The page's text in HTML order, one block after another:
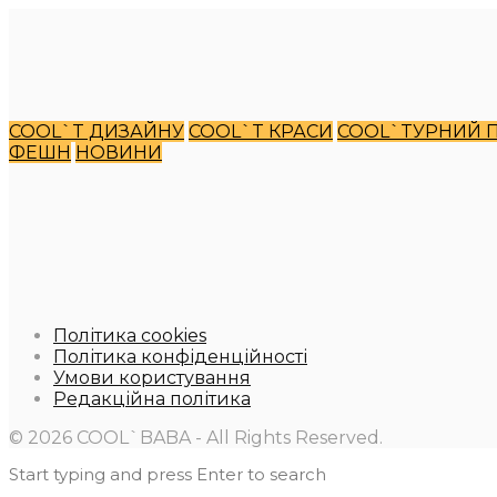
COOL`T ДИЗАЙНУ COOL`T КРАСИ COOL`TУРНИЙ
ФЕШН НОВИНИ
Політика cookies
Політика конфіденційності
Умови користування
Редакційна політика
© 2026 COOL`BABA - All Rights Reserved.
Start typing and press Enter to search